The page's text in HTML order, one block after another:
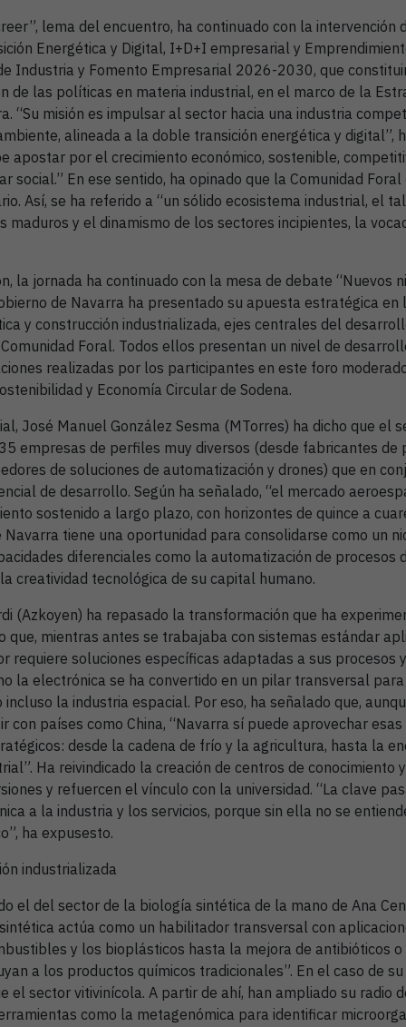
lema del encuentro, ha continuado con la intervención
Energética y Digital, I+D+I empresarial y
Industria y Fomento Empresarial 2026-2030, que
de las políticas en materia industrial, en el marco de la
“Su misión es impulsar al sector hacia una industria
alineada a la doble transición energética y digital”,
apostar por el crecimiento económico, sostenible,
social.” En ese sentido, ha opinado que la Comunidad
Así, se ha referido a “un sólido ecosistema industrial, el
maduros y el dinamismo de los sectores incipientes, la
la jornada ha continuado con la mesa de debate “Nuevos
de Navarra ha presentado su apuesta estratégica
y construcción industrializada, ejes centrales del
Foral. Todos ellos presentan un nivel de
realizadas por los participantes en este foro
y Economía Circular de Sodena.
José Manuel González Sesma (MTorres) ha dicho que el
empresas de perfiles muy diversos (desde fabricantes de
de soluciones de automatización y drones) que en
de desarrollo. Según ha señalado, “el mercado
sostenido a largo plazo, con horizontes de quince a
tiene una oportunidad para consolidarse como un
diferenciales como la automatización de procesos
creatividad tecnológica de su capital humano.
(Azkoyen) ha repasado la transformación que ha
que, mientras antes se trabajaba con sistemas estándar
requiere soluciones específicas adaptadas a sus procesos
la electrónica se ha convertido en un pilar transversal
la industria espacial. Por eso, ha señalado que,
con países como China, “Navarra sí puede aprovechar
desde la cadena de frío y la agricultura, hasta la
Ha reivindicado la creación de centros de conocimiento
y refuercen el vínculo con la universidad. “La clave
a la industria y los servicios, porque sin ella no se
ha expusesto.
industrializada
el del sector de la biología sintética de la mano de Ana
actúa como un habilitador transversal con
y los bioplásticos hasta la mejora de antibióticos
a los productos químicos tradicionales”. En el caso de
el sector vitivinícola. A partir de ahí, han ampliado su radio
como la metagenómica para identificar